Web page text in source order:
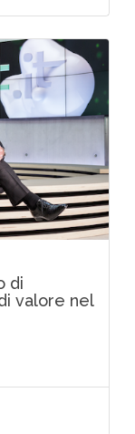
di
valore nel